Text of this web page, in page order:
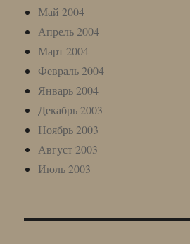
Май 2004
Апрель 2004
Март 2004
Февраль 2004
Январь 2004
Декабрь 2003
Ноябрь 2003
Август 2003
Июль 2003